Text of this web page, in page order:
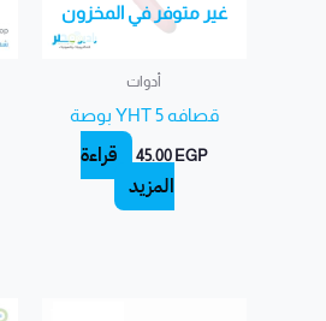
غير متوفر في المخزون
أدوات
قصافه YHT 5 بوصة
45.00 EGP
قراءة
المزيد